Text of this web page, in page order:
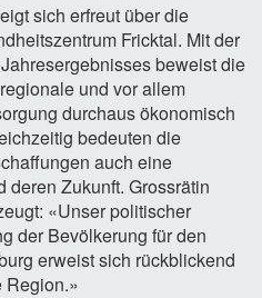
sich erfreut über die
Fricktal. Mit der
beweist die
und vor allem
durchaus ökonomisch
bedeuten die
auch eine
deren Zukunft. Grossrätin
«Unser politischer
der Bevölkerung für den
erweist sich rückblickend
Region.»